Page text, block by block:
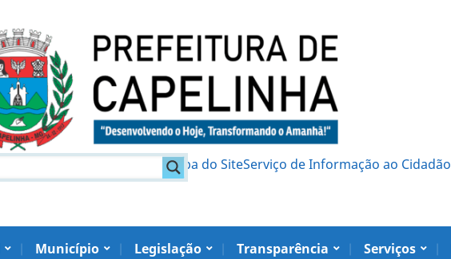
Mapa do SiteServiço de Informação ao Cidadão
Município Legislação Transparência Serviços